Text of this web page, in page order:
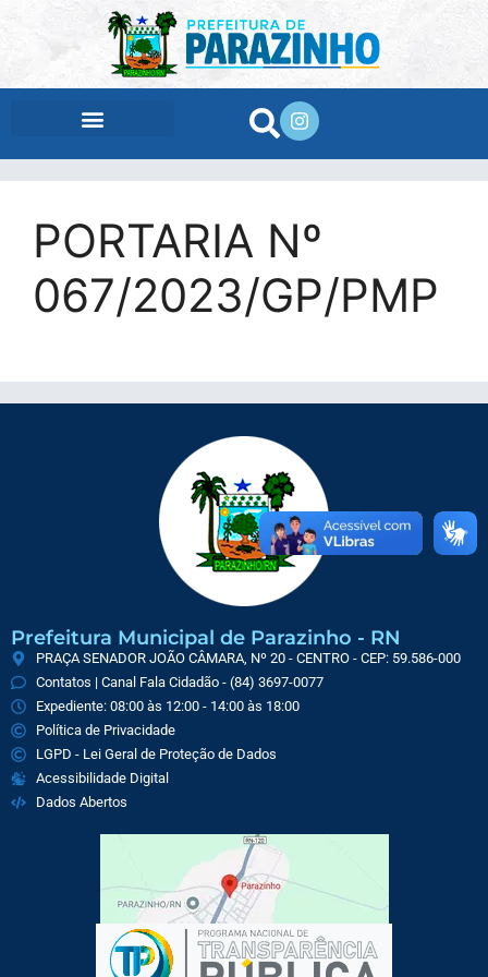
PORTARIA Nº
067/2023/GP/PMP
Prefeitura Municipal de Parazinho - RN
PRAÇA SENADOR JOÃO CÂMARA, Nº 20 - CENTRO - CEP: 59.586-000
Contatos | Canal Fala Cidadão - (84) 3697-0077
Expediente: 08:00 às 12:00 - 14:00 às 18:00
Política de Privacidade
LGPD - Lei Geral de Proteção de Dados
Acessibilidade Digital
Dados Abertos